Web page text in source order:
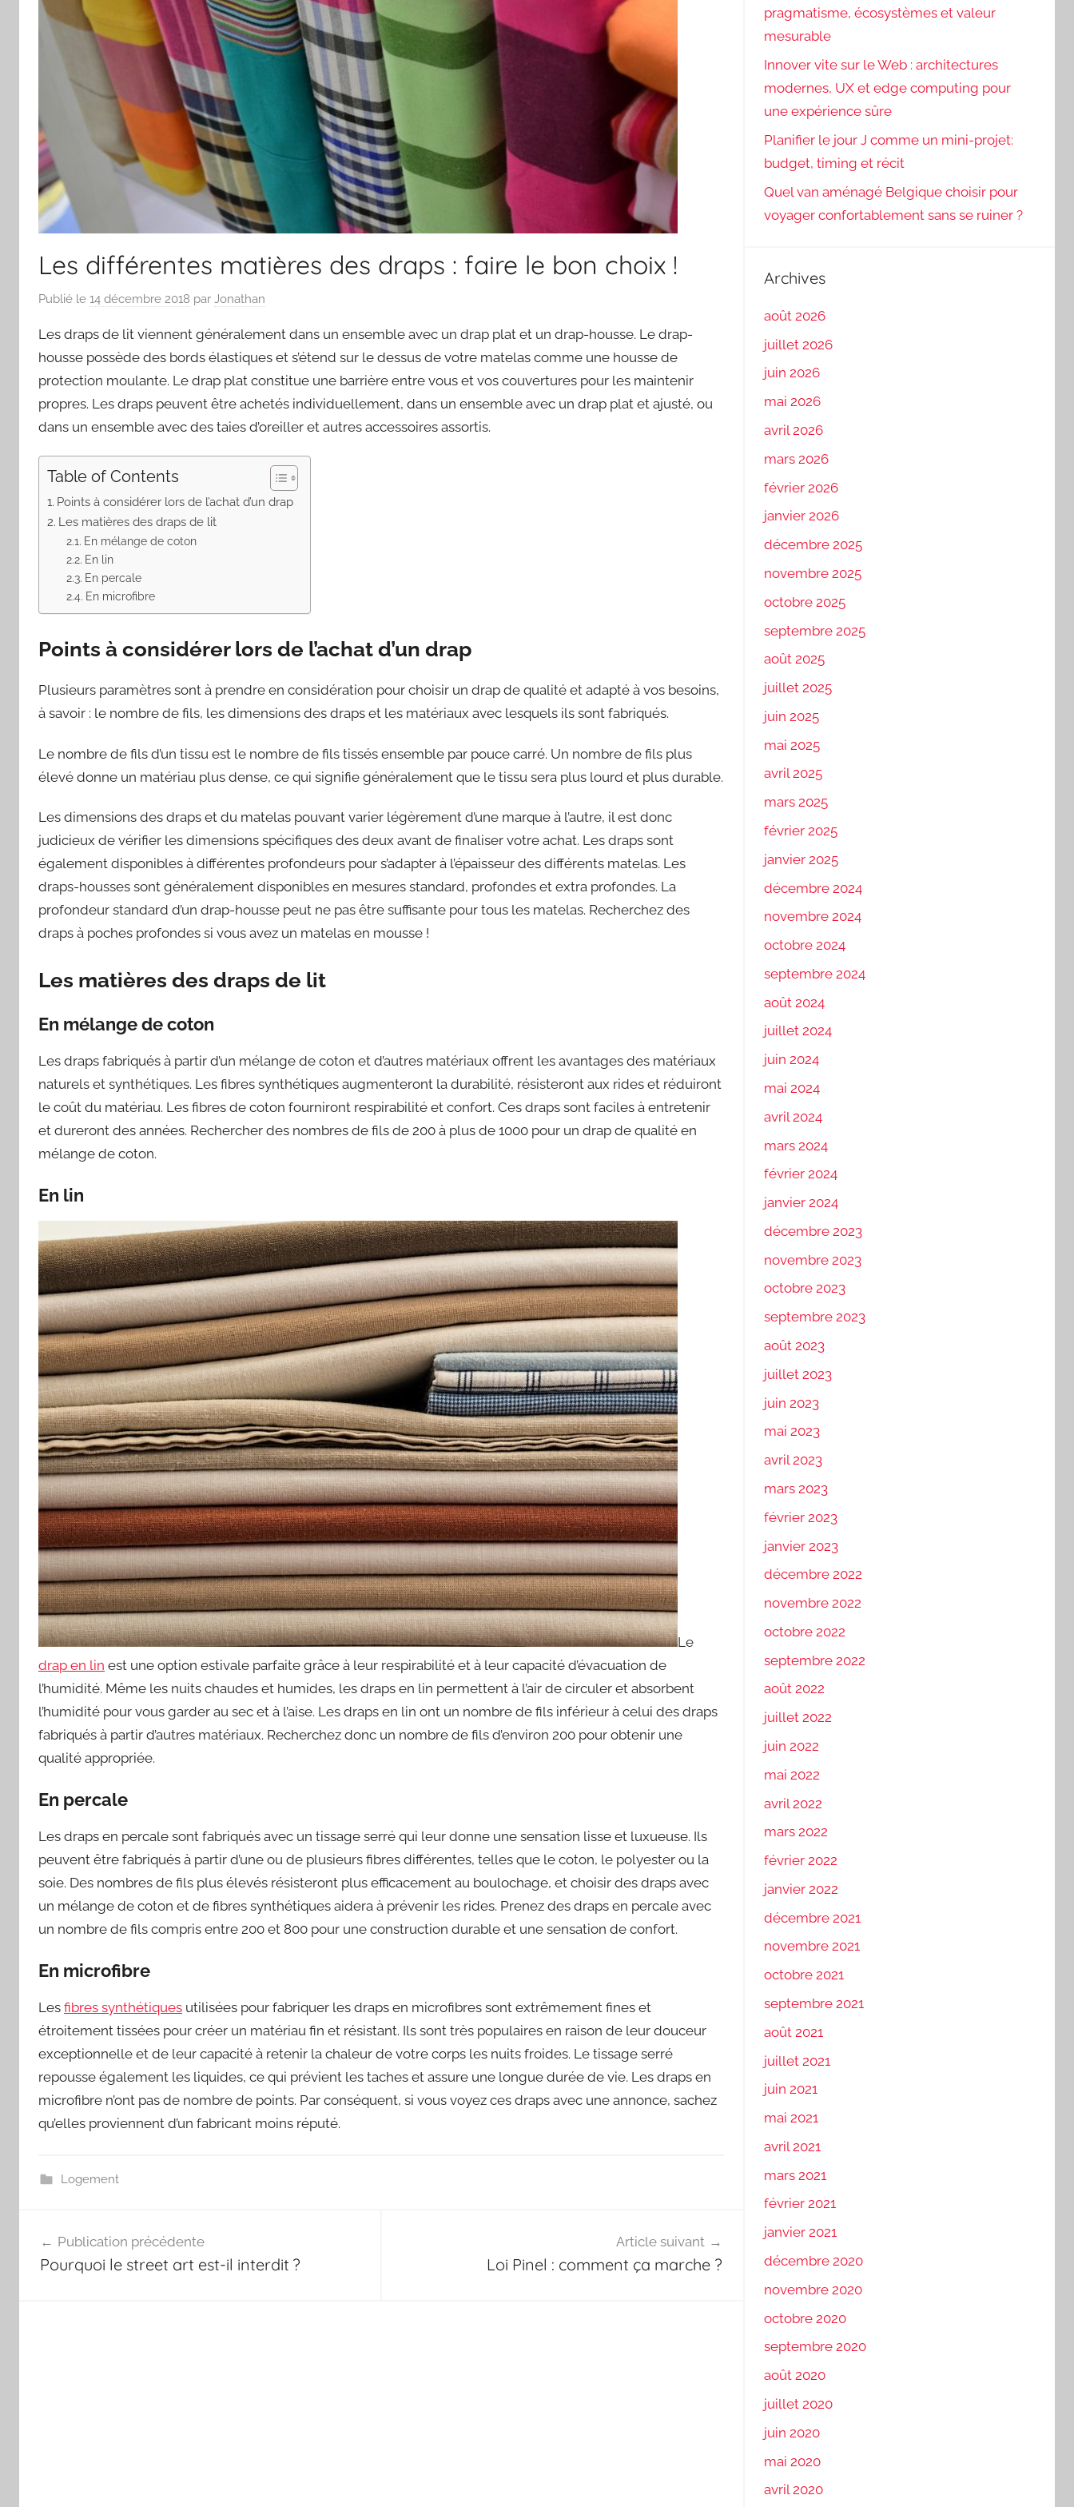
Les différentes matières des draps : faire le bon choix !
Publié le 14 décembre 2018 par Jonathan
Les draps de lit viennent généralement dans un ensemble avec un drap plat et un drap-housse. Le drap-
housse possède des bords élastiques et s’étend sur le dessus de votre matelas comme une housse de
protection moulante. Le drap plat constitue une barrière entre vous et vos couvertures pour les maintenir
propres. Les draps peuvent être achetés individuellement, dans un ensemble avec un drap plat et ajusté, ou
dans un ensemble avec des taies d’oreiller et autres accessoires assortis.
Table of Contents
Points à considérer lors de l’achat d’un drap
Les matières des draps de lit
En mélange de coton
En lin
En percale
En microfibre
Points à considérer lors de l’achat d’un drap
Plusieurs paramètres sont à prendre en considération pour choisir un drap de qualité et adapté à vos besoins,
à savoir : le nombre de fils, les dimensions des draps et les matériaux avec lesquels ils sont fabriqués.
Le nombre de fils d’un tissu est le nombre de fils tissés ensemble par pouce carré. Un nombre de fils plus
élevé donne un matériau plus dense, ce qui signifie généralement que le tissu sera plus lourd et plus durable.
Les dimensions des draps et du matelas pouvant varier légèrement d’une marque à l’autre, il est donc
judicieux de vérifier les dimensions spécifiques des deux avant de finaliser votre achat. Les draps sont
également disponibles à différentes profondeurs pour s’adapter à l’épaisseur des différents matelas. Les
draps-housses sont généralement disponibles en mesures standard, profondes et extra profondes. La
profondeur standard d’un drap-housse peut ne pas être suffisante pour tous les matelas. Recherchez des
draps à poches profondes si vous avez un matelas en mousse !
Les matières des draps de lit
En mélange de coton
Les draps fabriqués à partir d’un mélange de coton et d’autres matériaux offrent les avantages des matériaux
naturels et synthétiques. Les fibres synthétiques augmenteront la durabilité, résisteront aux rides et réduiront
le coût du matériau. Les fibres de coton fourniront respirabilité et confort. Ces draps sont faciles à entretenir
et dureront des années. Rechercher des nombres de fils de 200 à plus de 1000 pour un drap de qualité en
mélange de coton.
En lin
Le
drap en lin est une option estivale parfaite grâce à leur respirabilité et à leur capacité d’évacuation de
l’humidité. Même les nuits chaudes et humides, les draps en lin permettent à l’air de circuler et absorbent
l’humidité pour vous garder au sec et à l’aise. Les draps en lin ont un nombre de fils inférieur à celui des draps
fabriqués à partir d’autres matériaux. Recherchez donc un nombre de fils d’environ 200 pour obtenir une
qualité appropriée.
En percale
Les draps en percale sont fabriqués avec un tissage serré qui leur donne une sensation lisse et luxueuse. Ils
peuvent être fabriqués à partir d’une ou de plusieurs fibres différentes, telles que le coton, le polyester ou la
soie. Des nombres de fils plus élevés résisteront plus efficacement au boulochage, et choisir des draps avec
un mélange de coton et de fibres synthétiques aidera à prévenir les rides. Prenez des draps en percale avec
un nombre de fils compris entre 200 et 800 pour une construction durable et une sensation de confort.
En microfibre
Les fibres synthétiques utilisées pour fabriquer les draps en microfibres sont extrêmement fines et
étroitement tissées pour créer un matériau fin et résistant. Ils sont très populaires en raison de leur douceur
exceptionnelle et de leur capacité à retenir la chaleur de votre corps les nuits froides. Le tissage serré
repousse également les liquides, ce qui prévient les taches et assure une longue durée de vie. Les draps en
microfibre n’ont pas de nombre de points. Par conséquent, si vous voyez ces draps avec une annonce, sachez
qu’elles proviennent d’un fabricant moins réputé.
Logement
de
l’article
Publication précédente
Pourquoi le street art est-il interdit ?
Article suivant
Loi Pinel : comment ça marche ?
pragmatisme, écosystèmes et valeur
mesurable
Innover vite sur le Web : architectures
modernes, UX et edge computing pour
une expérience sûre
Planifier le jour J comme un mini-projet:
budget, timing et récit
Quel van aménagé Belgique choisir pour
voyager confortablement sans se ruiner ?
Archives
août 2026
juillet 2026
juin 2026
mai 2026
avril 2026
mars 2026
février 2026
janvier 2026
décembre 2025
novembre 2025
octobre 2025
septembre 2025
août 2025
juillet 2025
juin 2025
mai 2025
avril 2025
mars 2025
février 2025
janvier 2025
décembre 2024
novembre 2024
octobre 2024
septembre 2024
août 2024
juillet 2024
juin 2024
mai 2024
avril 2024
mars 2024
février 2024
janvier 2024
décembre 2023
novembre 2023
octobre 2023
septembre 2023
août 2023
juillet 2023
juin 2023
mai 2023
avril 2023
mars 2023
février 2023
janvier 2023
décembre 2022
novembre 2022
octobre 2022
septembre 2022
août 2022
juillet 2022
juin 2022
mai 2022
avril 2022
mars 2022
février 2022
janvier 2022
décembre 2021
novembre 2021
octobre 2021
septembre 2021
août 2021
juillet 2021
juin 2021
mai 2021
avril 2021
mars 2021
février 2021
janvier 2021
décembre 2020
novembre 2020
octobre 2020
septembre 2020
août 2020
juillet 2020
juin 2020
mai 2020
avril 2020